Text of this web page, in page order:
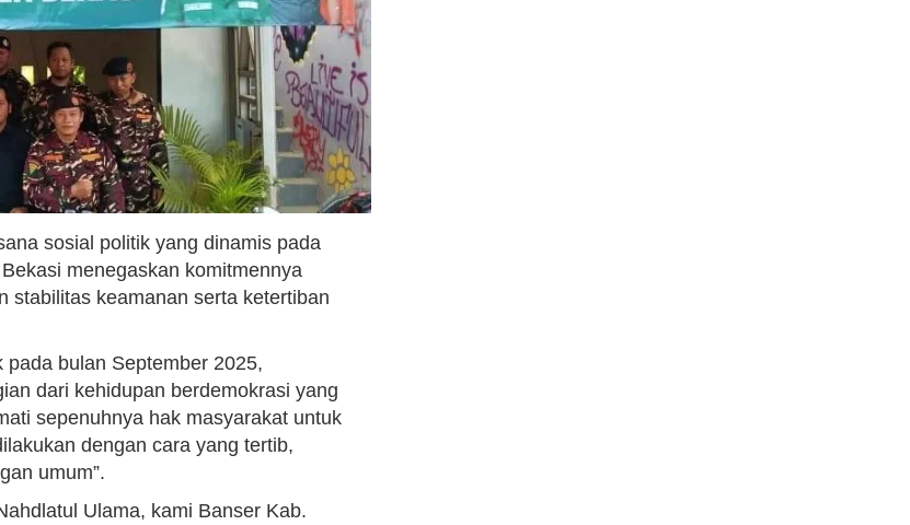
sosial politik yang dinamis pada
menegaskan komitmennya
stabilitas keamanan serta ketertiban
pada bulan September 2025,
dari kehidupan berdemokrasi yang
sepenuhnya hak masyarakat untuk
dengan cara yang tertib,
umum”.
Ulama, kami Banser Kab.